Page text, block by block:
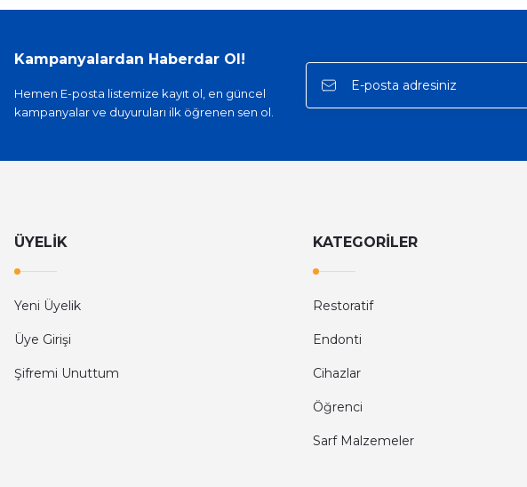
Kampanyalardan Haberdar Ol!
Hemen E-posta listemize kayıt ol, en güncel
kampanyalar ve duyuruları ilk öğrenen sen ol.
ÜYELİK
Yeni Üyelik
Üye Girişi
Şifremi Unuttum
KATEGORİLER
Restoratif
Endonti
Cihazlar
Öğrenci
Sarf Malzemeler